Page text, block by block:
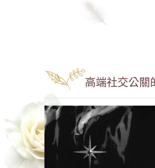
高端社交公關